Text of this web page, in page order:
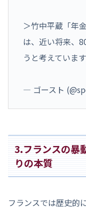
＞竹中平蔵「年
は、近い将来、
うと考えています
— ゴースト
3.フランスの暴
りの本質
フランスでは歴史的